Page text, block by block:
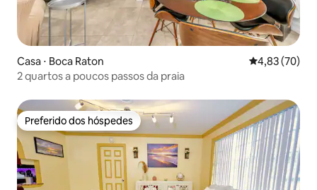
Casa ⋅ Boca Raton 4,83 de uma
4,83 (70)
2 quartos a poucos passos da praia
Preferido dos hóspedes
Preferido dos hóspedes